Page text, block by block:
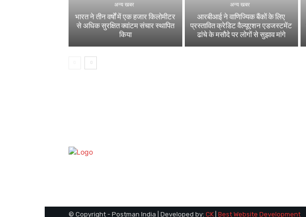
अन्य खबर
भारत ने तीन वर्षों में एक हजार किलोमीटर
से अधिक सुरक्षित क्वांटम संचार स्थापित
किया
अन्य खबर
आरबीआई ने वाणिज्यिक बैंकों के लिए
प्रस्तावित क्रेडिट वैल्यूएशन एडजस्टमेंट
ढांचे के मसौदे पर लोगों से सुझाव मांगे
© Copyright - Postman India | Developed by: CK Best Website Development